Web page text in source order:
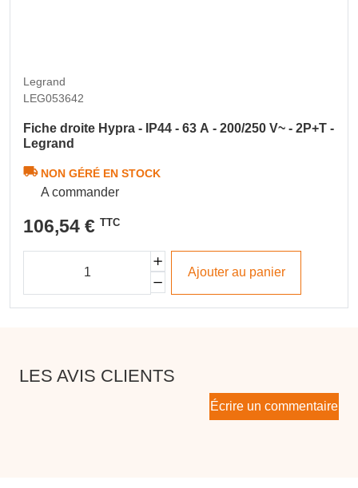
Legrand
LEG053642
Fiche droite Hypra - IP44 - 63 A - 200/250 V~ - 2P+T -
Legrand
NON GÉRÉ EN STOCK
A commander
106,54 € TTC
Ajouter au panier
LES AVIS CLIENTS
Écrire un commentaire